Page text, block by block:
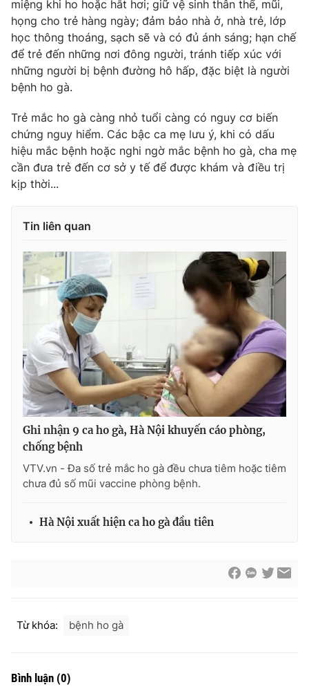
miệng khi ho hoặc hắt hơi; giữ vệ sinh thân thể, mũi,
họng cho trẻ hàng ngày; đảm bảo nhà ở, nhà trẻ, lớp
học thông thoáng, sạch sẽ và có đủ ánh sáng; hạn chế
để trẻ đến những nơi đông người, tránh tiếp xúc với
những người bị bệnh đường hô hấp, đặc biệt là người
bệnh ho gà.
Trẻ mắc ho gà càng nhỏ tuổi càng có nguy cơ biến
chứng nguy hiểm. Các bậc ca mẹ lưu ý, khi có dấu
hiệu mắc bệnh hoặc nghi ngờ mắc bệnh ho gà, cha mẹ
cần đưa trẻ đến cơ sở y tế để được khám và điều trị
kịp thời...
Tin liên quan
Ghi nhận 9 ca ho gà, Hà Nội khuyến cáo phòng,
chống bệnh
VTV.vn - Đa số trẻ mắc ho gà đều chưa tiêm hoặc tiêm
chưa đủ số mũi vaccine phòng bệnh.
Hà Nội xuất hiện ca ho gà đầu tiên
Từ khóa: bệnh ho gà
Bình luận (0)